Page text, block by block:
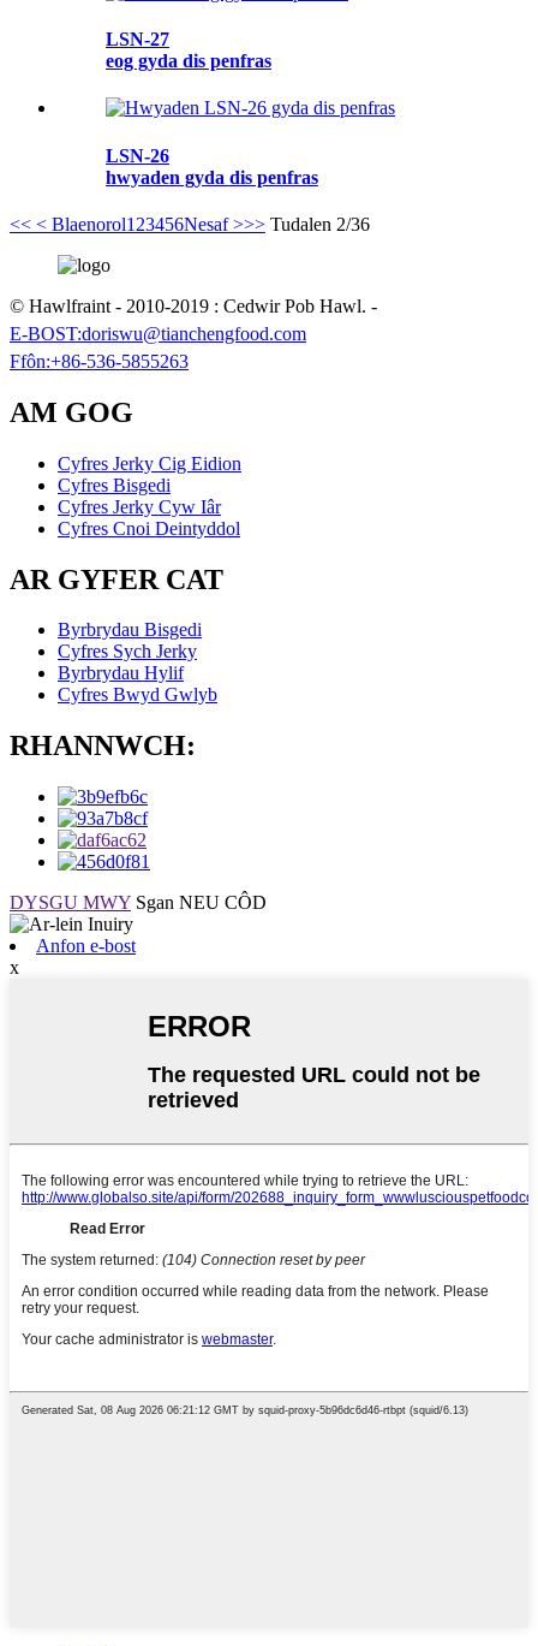
LSN-27
eog gyda dis penfras
LSN-26
hwyaden gyda dis penfras
<< < Blaenorol1 23456Nesaf >>> Tudalen 2/36
© Hawlfraint - 2010-2019 : Cedwir Pob Hawl. -
E-BOST:doriswu@tianchengfood.com
Ffôn:+86-536-5855263
AM GOG
Cyfres Jerky Cig Eidion
Cyfres Bisgedi
Cyfres Jerky Cyw Iâr
Cyfres Cnoi Deintyddol
AR GYFER CAT
Byrbrydau Bisgedi
Cyfres Sych Jerky
Byrbrydau Hylif
Cyfres Bwyd Gwlyb
RHANNWCH:
DYSGU MWY Sgan NEU CÔD
Anfon e-bost
x